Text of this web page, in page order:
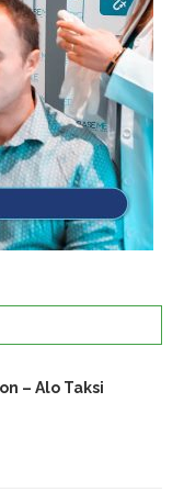
– Alo Taksi